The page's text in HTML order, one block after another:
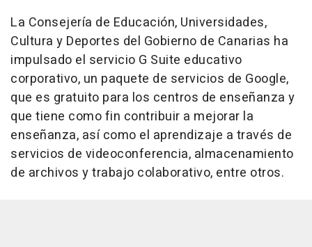
La Consejería de Educación, Universidades,
Cultura y Deportes del Gobierno de Canarias ha
impulsado el servicio G Suite educativo
corporativo, un paquete de servicios de Google,
que es gratuito para los centros de enseñanza y
que tiene como fin contribuir a mejorar la
enseñanza, así como el aprendizaje a través de
servicios de videoconferencia, almacenamiento
de archivos y trabajo colaborativo, entre otros.